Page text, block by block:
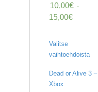
10,00€ -
15,00€
Valitse
vaihtoehdoista
Dead or Alive 3 –
Xbox